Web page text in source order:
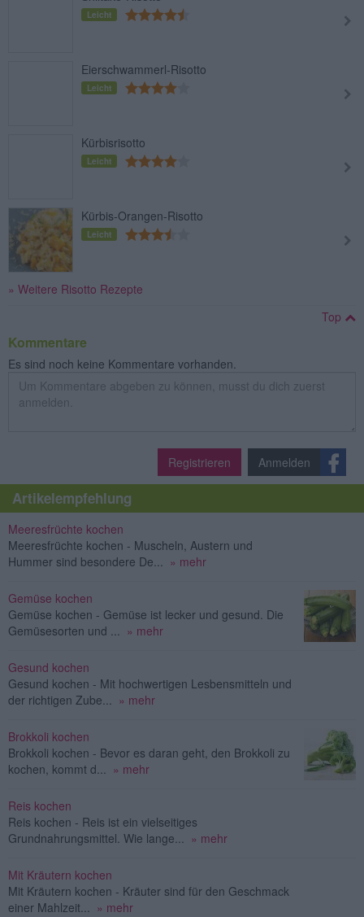
Leicht
Eierschwammerl-Risotto
Leicht
Kürbisrisotto
Leicht
Kürbis-Orangen-Risotto
Leicht
» Weitere Risotto Rezepte
Top
Kommentare
Es sind noch keine Kommentare vorhanden.
Registrieren Anmelden
Artikelempfehlung
Meeresfrüchte kochen
Meeresfrüchte kochen - Muscheln, Austern und
Hummer sind besondere De... » mehr
Gemüse kochen
Gemüse kochen - Gemüse ist lecker und gesund. Die
Gemüsesorten und ... » mehr
Gesund kochen
Gesund kochen - Mit hochwertigen Lesbensmitteln und
der richtigen Zube... » mehr
Brokkoli kochen
Brokkoli kochen - Bevor es daran geht, den Brokkoli zu
kochen, kommt d... » mehr
Reis kochen
Reis kochen - Reis ist ein vielseitiges
Grundnahrungsmittel. Wie lange... » mehr
Mit Kräutern kochen
Mit Kräutern kochen - Kräuter sind für den Geschmack
einer Mahlzeit... » mehr